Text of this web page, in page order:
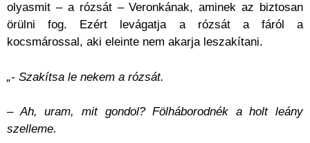
olyasmit – a rózsát – Veronkának, aminek az biztosan
örülni fog. Ezért levágatja a rózsát a fáról a
kocsmárossal, aki eleinte nem akarja leszakítani.
„- Szakítsa le nekem a rózsát.
– Ah, uram, mit gondol? Fölháborodnék a holt leány
szelleme.